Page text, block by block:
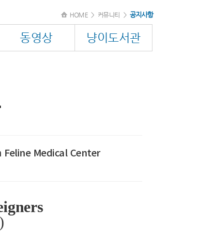
HOME> 커뮤니티 > 공지사항
동영상
냥이도서관
Medical Center